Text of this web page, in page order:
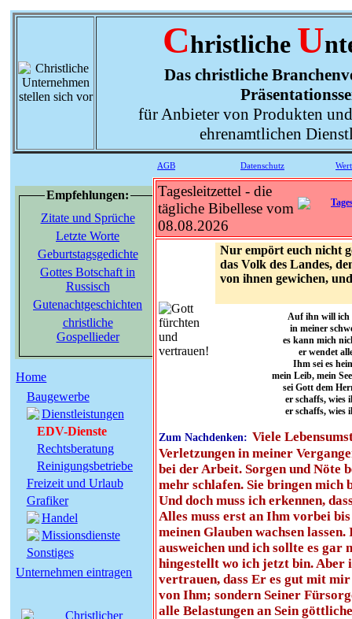
Christliche U
Das christliche
für Anbieter von Produkten
ehrenamtlichen
AGB Datenschutz
Empfehlungen:
Zitate und Sprüche
Letzte Worte
Geburtstagsgedichte
Gottes Botschaft in
Russisch
Gutenachtgeschichten
christliche
Gospellieder
Home
Baugewerbe
Dienstleistungen
EDV-Dienste
Rechtsberatung
Reinigungsbetriebe
Freizeit und Urlaub
Grafiker
Handel
Missionsdienste
Sonstiges
Unternehmen eintragen
Tagesleitzettel - die
tägliche Bibellese vom
08.08.2026
Nur empört euch nicht
das Volk des Landes,
von ihnen gewichen,
Auf ihn will ich
in meiner
es kann mich
er wendet
Ihm sei es
mein Leib, mein
sei Gott dem
er schaffs, wies
er schaffs, wies
Zum Nachdenken: Viele
Verletzungen in meiner
bei der Arbeit. Sorgen und Nöte
mehr schlafen. Sie bringen mich
Und doch muss ich erkennen,
Alles muss erst an Ihm vorbei
meinen Glauben wachsen
ausweichen und ich sollte es gar
hingestellt wo ich jetzt bin. Aber
vertrauen, dass Er es gut mit
von Ihm; sondern Seiner
alle Belastungen an Sein